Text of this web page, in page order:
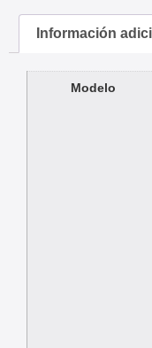
Información
Modelo